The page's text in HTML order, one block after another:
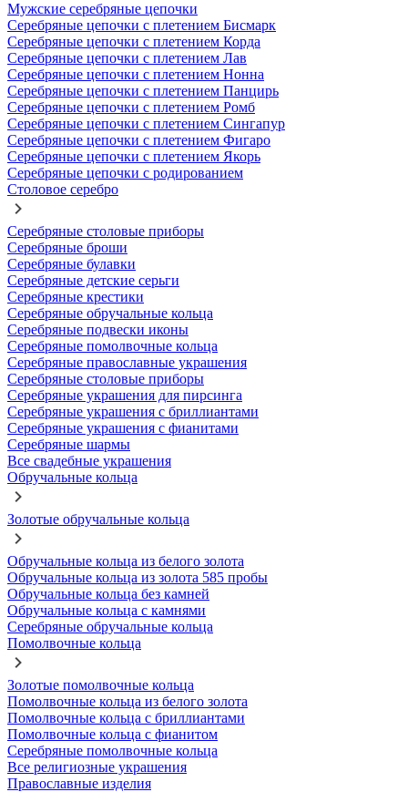
Мужские серебряные цепочки
Серебряные цепочки с плетением Бисмарк
Серебряные цепочки с плетением Корда
Серебряные цепочки с плетением Лав
Серебряные цепочки с плетением Нонна
Серебряные цепочки с плетением Панцирь
Серебряные цепочки с плетением Ромб
Серебряные цепочки с плетением Сингапур
Серебряные цепочки с плетением Фигаро
Серебряные цепочки с плетением Якорь
Серебряные цепочки с родированием
Столовое серебро
Серебряные столовые приборы
Серебряные броши
Серебряные булавки
Серебряные детские серьги
Серебряные крестики
Серебряные обручальные кольца
Серебряные подвески иконы
Серебряные помолвочные кольца
Серебряные православные украшения
Серебряные столовые приборы
Серебряные украшения для пирсинга
Серебряные украшения с бриллиантами
Серебряные украшения с фианитами
Серебряные шармы
Все свадебные украшения
Обручальные кольца
Золотые обручальные кольца
Обручальные кольца из белого золота
Обручальные кольца из золота 585 пробы
Обручальные кольца без камней
Обручальные кольца с камнями
Серебряные обручальные кольца
Помолвочные кольца
Золотые помолвочные кольца
Помолвочные кольца из белого золота
Помолвочные кольца с бриллиантами
Помолвочные кольца с фианитом
Серебряные помолвочные кольца
Все религиозные украшения
Православные изделия